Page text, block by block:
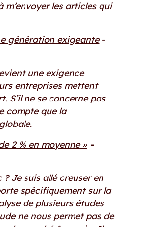
les articles qui
génération exigeante-
une exigence
entreprises mettent
S’il ne se concerne pas
compte que la
2 % en moyenne »-
? Je suis allé creuser en
spécifiquement sur la
de plusieurs études
ne nous permet pas de